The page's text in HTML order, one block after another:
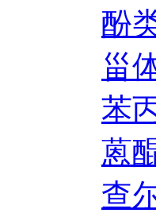
酚
甾
苯
蒽
查